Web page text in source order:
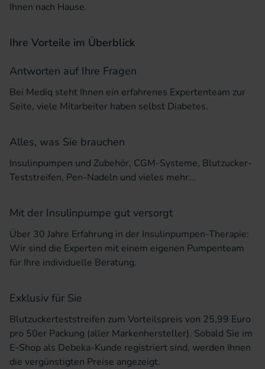
Ihnen nach Hause.
Ihre Vorteile im Überblick
Antworten auf Ihre Fragen
Bei Mediq steht Ihnen ein erfahrenes Expertenteam zur
Seite, viele Mitarbeiter haben selbst Diabetes.
Alles, was Sie brauchen
Insulinpumpen und Zubehör, CGM-Systeme, Blutzucker-
Teststreifen, Pen-Nadeln und vieles mehr…
Mit der Insulinpumpe gut versorgt
Über 30 Jahre Erfahrung in der Insulinpumpen-Therapie:
Wir sind die Experten mit einem eigenen Pumpenteam
für Ihre individuelle Beratung.
Exklusiv für Sie
Blutzuckerteststreifen zum Vorteilspreis von 25,99 Euro
pro 50er Packung (aller Markenhersteller). Sobald Sie im
E-Shop als Debeka-Kunde registriert sind, werden Ihnen
die vergünstigten Preise angezeigt.